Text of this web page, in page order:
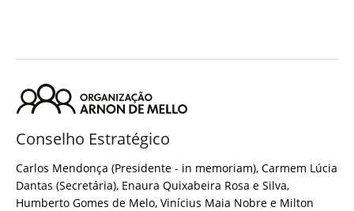
Conselho Estratégico
Carlos Mendonça (Presidente - in memoriam), Carmem Lúcia
Dantas (Secretária), Enaura Quixabeira Rosa e Silva,
Humberto Gomes de Melo, Vinícius Maia Nobre e Milton